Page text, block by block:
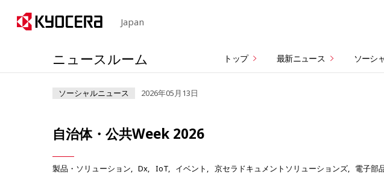
Japan
ニュースルーム トップ 最新ニュース ソーシ
ソーシャルニュース 2026年05月13日
自治体・公共Week 2026
製品・ソリューション Dx IoT イベント 京セラドキュメントソリューションズ 電子部